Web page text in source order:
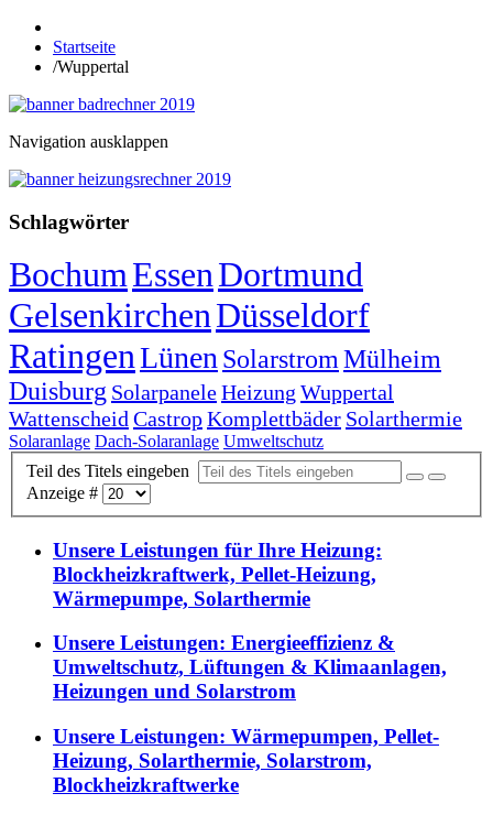
Startseite
/Wuppertal
Navigation ausklappen
Schlagwörter
BochumEssenDortmund
GelsenkirchenDüsseldorf
RatingenLünenSolarstromMülheim
Duisburg SolarpaneleHeizung Wuppertal
WattenscheidCastropKomplettbäder Solarthermie
Solaranlage Dach-Solaranlage Umweltschutz
Teil des Titels eingeben
Anzeige #
Unsere Leistungen für Ihre Heizung:
Blockheizkraftwerk, Pellet-Heizung,
Wärmepumpe, Solarthermie
Unsere Leistungen: Energieeffizienz &
Umweltschutz, Lüftungen & Klimaanlagen,
Heizungen und Solarstrom
Unsere Leistungen: Wärmepumpen, Pellet-
Heizung, Solarthermie, Solarstrom,
Blockheizkraftwerke